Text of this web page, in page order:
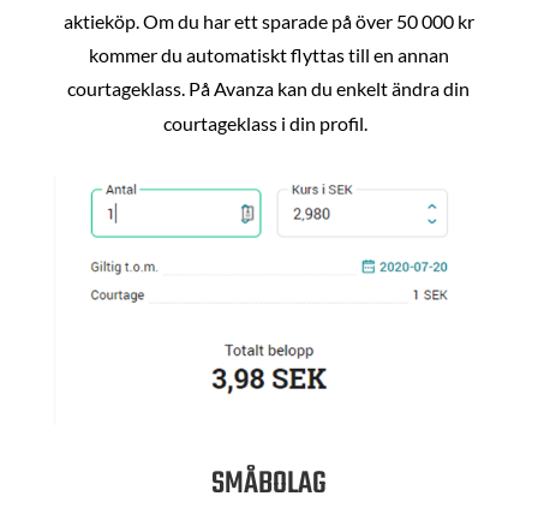
aktieköp. Om du har ett sparade på över 50 000 kr
kommer du automatiskt flyttas till en annan
courtageklass. På Avanza kan du enkelt ändra din
courtageklass i din profil.
SMÅBOLAG